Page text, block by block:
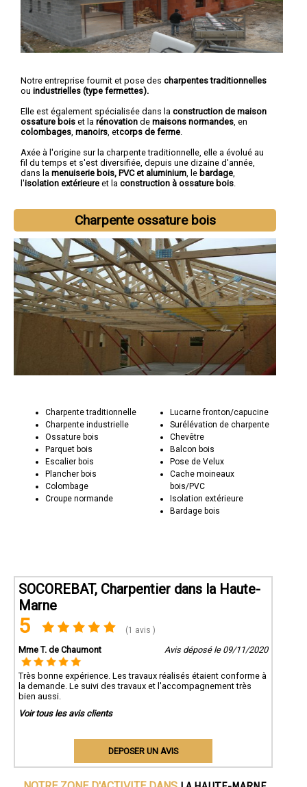
Notre entreprise fournit et pose des charpentes traditionnelles
ou industrielles (type fermettes).
Elle est également spécialisée dans la construction de maison
ossature bois et la rénovation de maisons normandes , en
colombages manoirs , etcorps de ferme
Axée à l'origine sur la charpente traditionnelle, elle a évolué au
fil du temps et s'est diversifiée, depuis une dizaine d'année,
dans la menuiserie bois, PVC et aluminium , le bardage
l'isolation extérieure et la construction à ossature bois
Charpente ossature bois
Charpente traditionnelle
Charpente industrielle
Ossature bois
Parquet bois
Escalier bois
Plancher bois
Colombage
Croupe normande
Lucarne fronton/capucine
Surélévation de charpente
Chevêtre
Balcon bois
Pose de Velux
Cache moineaux
bois/PVC
Isolation extérieure
Bardage bois
SOCOREBAT, Charpentier dans la Haute-
Marne
5 (1 avis )
Mme T. de Chaumont Avis déposé le 09/11/2020
Très bonne expérience. Les travaux réalisés étaient conforme à
la demande. Le suivi des travaux et l'accompagnement très
bien aussi.
Voir tous les avis clients
DEPOSER UN AVIS